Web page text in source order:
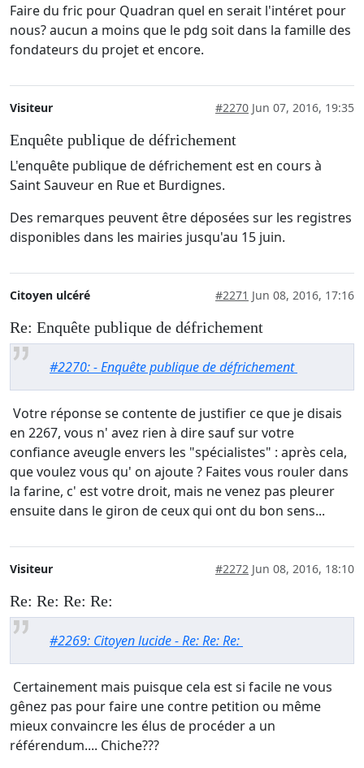
Faire du fric pour Quadran quel en serait l'intéret pour
nous? aucun a moins que le pdg soit dans la famille des
fondateurs du projet et encore.
Visiteur #2270 Jun 07, 2016, 19:35
Enquête publique de défrichement
L'enquête publique de défrichement est en cours à
Saint Sauveur en Rue et Burdignes.
Des remarques peuvent être déposées sur les registres
disponibles dans les mairies jusqu'au 15 juin.
Citoyen ulcéré #2271 Jun 08, 2016, 17:16
Re: Enquête publique de défrichement
#2270: - Enquête publique de défrichement
Votre réponse se contente de justifier ce que je disais
en 2267, vous n' avez rien à dire sauf sur votre
confiance aveugle envers les "spécialistes" : après cela,
que voulez vous qu' on ajoute ? Faites vous rouler dans
la farine, c' est votre droit, mais ne venez pas pleurer
ensuite dans le giron de ceux qui ont du bon sens...
Visiteur #2272 Jun 08, 2016, 18:10
Re: Re: Re: Re:
#2269: Citoyen lucide - Re: Re: Re:
Certainement mais puisque cela est si facile ne vous
gênez pas pour faire une contre petition ou même
mieux convaincre les élus de procéder a un
référendum.... Chiche???